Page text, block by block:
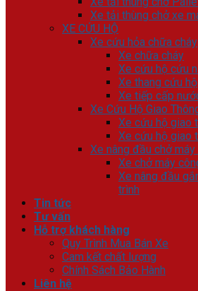
Xe tải thùng chở xe
XE CỨU HỘ
Xe cứu hỏa chữa cháy
Xe chữa cháy
Xe cứu hộ cứu
Xe thang cứu hộ
Xe tiếp cấp
Xe Cứu Hộ Giao
Xe cứu hộ giao
Xe cứu hộ giao
Xe nâng đầu chở
Xe chở máy
Xe nâng đầu
trình
Tin tức
Tư vấn
Hỗ trợ khách hàng
Quy Trình Mua Bán Xe
Cam kết chất lượng
Chính Sách Bảo Hành
Liên hệ